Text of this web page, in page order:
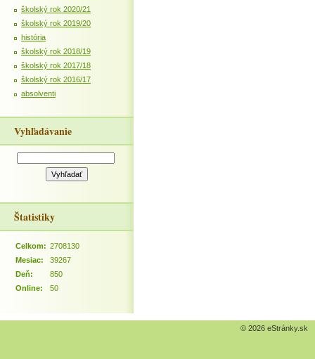
školský rok 2020/21
školský rok 2019/20
história
školský rok 2018/19
školský rok 2017/18
školský rok 2016/17
absolventi
Vyhľadávanie
Štatistiky
Online: 50
Celkom: 2708130
Mesiac:
39267
Deň:
850
© 2026 eStránky.sk